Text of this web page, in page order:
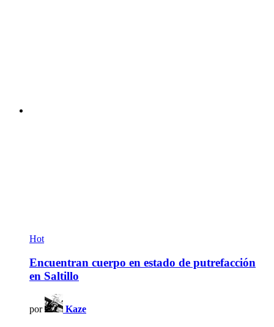
Hot
Encuentran cuerpo en estado de putrefacción
en Saltillo
por Kaze